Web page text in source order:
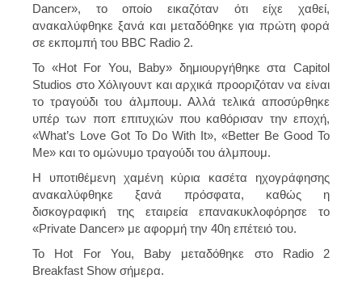
Dancer», το οποίο εικαζόταν ότι είχε χαθεί,
ανακαλύφθηκε ξανά και μεταδόθηκε για πρώτη φορά
σε εκπομπή του BBC Radio 2.
Το «Hot For You, Baby» δημιουργήθηκε στα Capitol
Studios στο Χόλιγουντ και αρχικά προοριζόταν να είναι
το τραγούδι του άλμπουμ. Αλλά τελικά αποσύρθηκε
υπέρ των ποπ επιτυχιών που καθόρισαν την εποχή,
«What’s Love Got To Do With It», «Better Be Good To
Me» και το ομώνυμο τραγούδι του άλμπουμ.
Η υποτιθέμενη χαμένη κύρια κασέτα ηχογράφησης
ανακαλύφθηκε ξανά πρόσφατα, καθώς η
δισκογραφική της εταιρεία επανακυκλοφόρησε το
«Private Dancer» με αφορμή την 40η επέτειό του.
Το Hot For You, Baby μεταδόθηκε στο Radio 2
Breakfast Show σήμερα.